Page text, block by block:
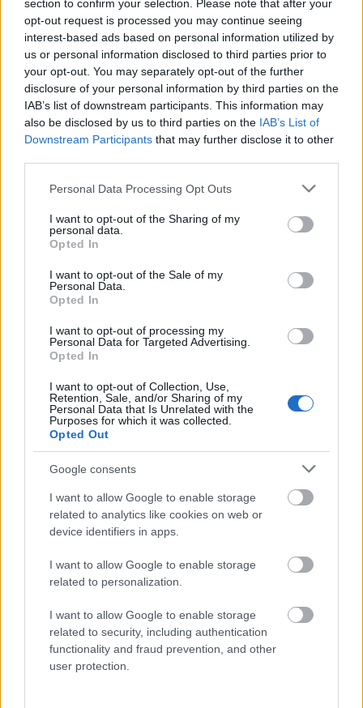
section to confirm your selection. Please note that after your
opt-out request is processed you may continue seeing
interest-based ads based on personal information utilized by
us or personal information disclosed to third parties prior to
your opt-out. You may separately opt-out of the further
disclosure of your personal information by third parties on the
IAB’s list of downstream participants. This information may
also be disclosed by us to third parties on the IAB’s List of
Downstream Participants that may further disclose it to other
Please note that this website/app uses one or more Google
not limited to your visit or usage behaviour. You may click to
grant or deny consent to Google and its third-party tags to
use your data for below specified purposes in below Google
consent section.
Personal Data Processing Opt Outs
I want to opt-out of the Sharing of my
personal data.
Opted In
I want to opt-out of the Sale of my
Personal Data.
Opted In
I want to opt-out of processing my
Personal Data for Targeted Advertising.
Opted In
I want to opt-out of Collection, Use,
Retention, Sale, and/or Sharing of my
Personal Data that Is Unrelated with the
Purposes for which it was collected.
Opted Out
Google consents
I want to allow Google to enable storage
related to analytics like cookies on web or
device identifiers in apps.
I want to allow Google to enable storage
related to personalization.
I want to allow Google to enable storage
related to security, including authentication
functionality and fraud prevention, and other
user protection.
przecinek po otworzeniu zdania przezW kontekście…
176.Przecinka dusza nie pragnie— O interpunkcji przed
wyrażeniemile dusza zapragnie
177.
Przecinka nie stawiamy, tyle tylko, że nie zawsze
— O
przecinku, gdytylkosąsiaduje zże
178.Przed i nie stawiamy przecinka, i to nigdy!— Wyrażenie
i toa przecinek
179.Pytacie oczy, zatem odpowiadamy— O przecinku
międzyzatemaczy
przecinku wzatem jeśli
Rezerwowy przecinek
razie czego?
Równie łatwo jak niełatwo równie…, jak…
równie…, co…
Sfrazeologizowane jednostki a przecinek
Koniec
końcówna początku
ile sił w nogach
Słowodlategoz imiesłowem przysłówkowym
przecinku wdlatego mając
Środowa interpunkcja
zdaniach zrozumiem, że,zakładam, że
Staroświecka jak przecinek autorka paru wierszy
Przecinek przed porównawczymjak
Stawiaj przecinki jak dla niej —Jak dlaa interpunkcja
Stawiaj przecinki, jak możesz— Czy można pominąć
przecinek przedjak może